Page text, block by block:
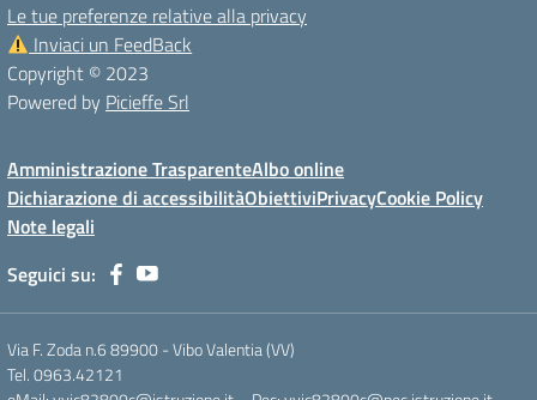
Le tue preferenze relative alla privacy
Inviaci un FeedBack
Copyright © 2023
Powered by Picieffe Srl
Amministrazione TrasparenteAlbo online
Dichiarazione di accessibilitàObiettiviPrivacyCookie Policy
Note legali
Seguici su:
Via F. Zoda n.6 89900 - Vibo Valentia (VV)
Tel. 0963.42121